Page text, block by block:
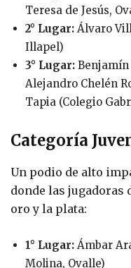
Teresa de Jesús,
2° Lugar: Álvaro
Illapel)
3° Lugar: Benjamín
Alejandro Chelén
Tapia (Colegio
Categoría
Un podio de alto
donde las jugadoras
oro y la plata:
1° Lugar: Ámbar
Molina, Ovalle)